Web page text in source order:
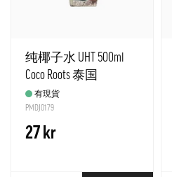
纯椰子水 UHT 500ml
Coco Roots 泰国
有現貨
PMDJ0179
27 kr